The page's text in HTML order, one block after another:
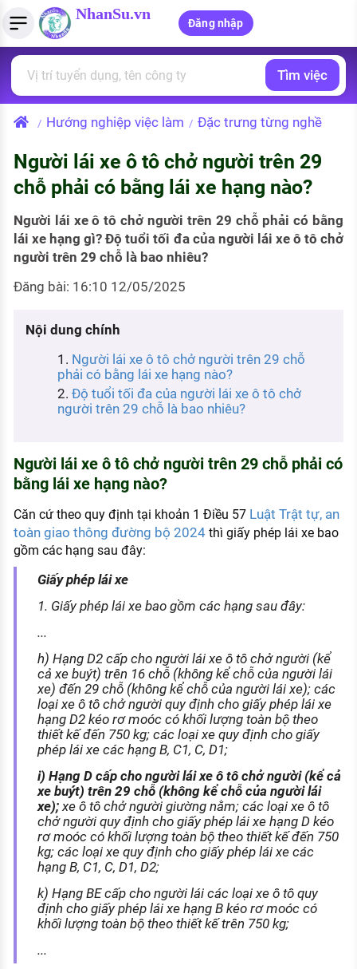
NhanSu.vn
Đăng nhập
Tìm việc làm
Việc làm ngành luật
Việc làm lương cao
Việc làm tốt nhất
CÔNG TY
Danh sách nhà tuyển dụng
Nhà tuyển dụng hàng đầu
Quản lý CV
Tải CV lên
Tạo CV trực tuyến
Mẫu CV đơn giản
Mẫu CV hiện đại
Tính lương Gross - Net
Tính thuế thu nhập cá nhân
Tính trợ cấp thất nghiệp
PHÁP LUẬT VIỆT NAM
Văn bản pháp luật
PHÁP LUẬT LAO ĐỘNG
Lao động và tiền lương
Bảo hiểm và phúc lợi
Chính sách lao động
KHÁM PHÁ NGHỀ NGHIỆP
Tử vi nghề nghiệp
HƯỚNG NGHIỆP VIỆC LÀM
Đặc trưng từng nghề
Xu hướng việc làm
XÂY DỰNG VÀ PHÁT TRIỂN ĐỘI NGŨ
NHÂN SỰ
Tìm việc
/ Hướng nghiệp việc làm / Đặc trưng từng nghề
Người lái xe ô tô chở người trên 29
chỗ phải có bằng lái xe hạng nào?
Người lái xe ô tô chở người trên 29 chỗ phải có bằng
lái xe hạng gì? Độ tuổi tối đa của người lái xe ô tô chở
người trên 29 chỗ là bao nhiêu?
Đăng bài: 16:10 12/05/2025
Nội dung chính
Người lái xe ô tô chở người trên 29 chỗ
phải có bằng lái xe hạng nào?
Độ tuổi tối đa của người lái xe ô tô chở
người trên 29 chỗ là bao nhiêu?
Người lái xe ô tô chở người trên 29 chỗ phải có
bằng lái xe hạng nào?
Căn cứ theo quy định tại khoản 1 Điều 57 Luật Trật tự, an
toàn giao thông đường bộ 2024thì giấy phép lái xe bao
gồm các hạng sau đây:
Giấy phép lái xe
1. Giấy phép lái xe bao gồm các hạng sau đây:
...
h) Hạng D2 cấp cho người lái xe ô tô chở người (kể
cả xe buýt) trên 16 chỗ (không kể chỗ của người lái
xe) đến 29 chỗ (không kể chỗ của người lái xe); các
loại xe ô tô chở người quy định cho giấy phép lái xe
hạng D2 kéo rơ moóc có khối lượng toàn bộ theo
thiết kế đến 750 kg; các loại xe quy định cho giấy
phép lái xe các hạng B, C1, C, D1;
i) Hạng D cấp cho người lái xe ô tô chở người (kể cả
xe buýt) trên 29 chỗ (không kể chỗ của người lái
xe);xe ô tô chở người giường nằm; các loại xe ô tô
chở người quy định cho giấy phép lái xe hạng D kéo
rơ moóc có khối lượng toàn bộ theo thiết kế đến 750
kg; các loại xe quy định cho giấy phép lái xe các
hạng B, C1, C, D1, D2;
k) Hạng BE cấp cho người lái các loại xe ô tô quy
định cho giấy phép lái xe hạng B kéo rơ moóc có
khối lượng toàn bộ theo thiết kế trên 750 kg;
...